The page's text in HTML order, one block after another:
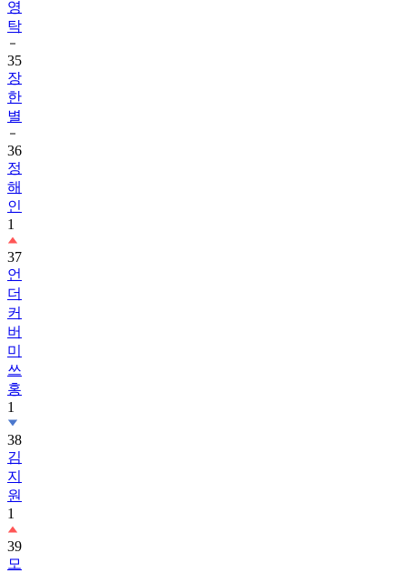
영
탁
35
장
한
별
36
정
해
인
1
37
언
더
커
버
미
쓰
홍
1
38
김
지
원
1
39
모